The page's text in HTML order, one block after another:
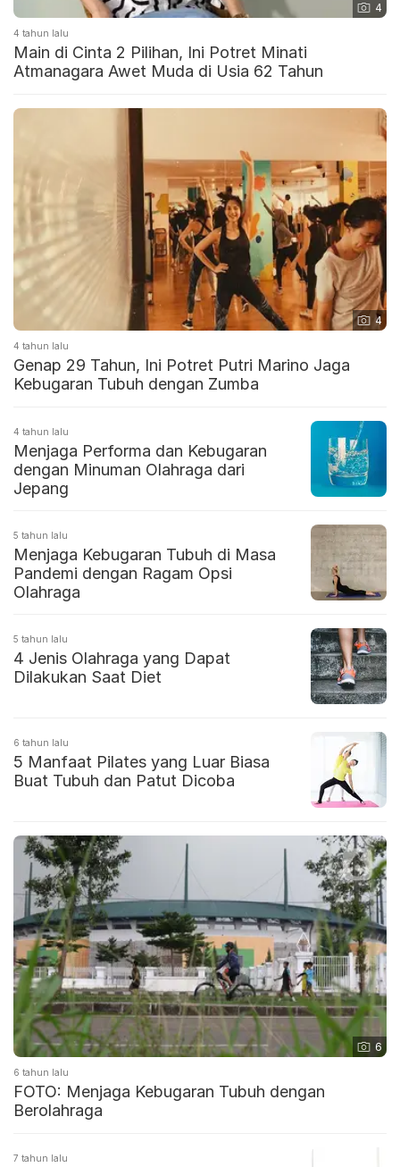
4
4 tahun lalu
Main di Cinta 2 Pilihan, Ini Potret Minati
Atmanagara Awet Muda di Usia 62 Tahun
4
4 tahun lalu
Genap 29 Tahun, Ini Potret Putri Marino Jaga
Kebugaran Tubuh dengan Zumba
4 tahun lalu
Menjaga Performa dan Kebugaran
dengan Minuman Olahraga dari
Jepang
5 tahun lalu
Menjaga Kebugaran Tubuh di Masa
Pandemi dengan Ragam Opsi
Olahraga
5 tahun lalu
4 Jenis Olahraga yang Dapat
Dilakukan Saat Diet
6 tahun lalu
5 Manfaat Pilates yang Luar Biasa
Buat Tubuh dan Patut Dicoba
6
6 tahun lalu
FOTO: Menjaga Kebugaran Tubuh dengan
Berolahraga
7 tahun lalu